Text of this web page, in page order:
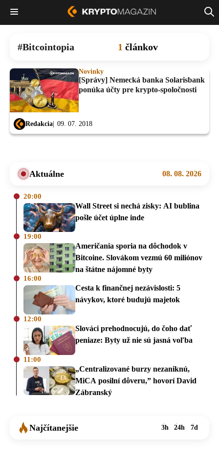
Bitcointopia 1 článkov
Novinky
[Správy] Nemecká banka Solarisbank
ponúka účty pre krypto-spoločnosti
Redakcia 09. 07. 2018
Aktuálne 08. 08. 2026
20:00
Wall Street si nechá zisky: AI bublina
pošle účet úplne inde
19:00
Američania sporia na dôchodok v
Bitcoine. Slovákom vezmú 60 miliónov
na štátne nájomné byty
16:00
Cesta k finančnej nezávislosti: 5
návykov, ktoré budujú majetok
12:00
Slováci prehodnocujú, do čoho dať
peniaze: Byty už nie sú jasná voľba
11:00
„Centralizované burzy nezaniknú,
MiCA posilní dôveru,” hovorí David
Zábranský
Najčítanejšie 3h 24h 7d